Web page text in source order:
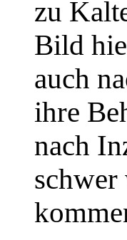
zu
Bild
auch
ihre
nach